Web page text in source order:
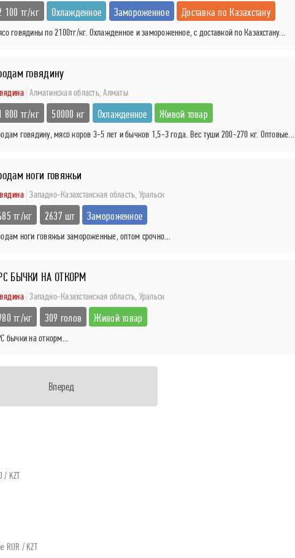
100 тг/кг Охлажденное Замороженное Доставка по Казахстану
говядины по 2100тг/кг. Охлажденное и замороженное, с доставкой по Казахстану...
говядину
Алматинская область,Алматы
800 тг/кг 50000 кг Охлажденное Живой товар
говядину, мясо коров 3-5 лет и бычков 1,5-3 года. Вес туши 200-270 кг. Оптовые...
ноги говяжьи
Западно-Казахстанская область, Уральск
тг/кг 2637 шт Замороженное
ноги говяжьи замороженные, оптом срочно...
БЫЧКИ НА ОТКОРМ
Западно-Казахстанская область, Уральск
тг/кг 309 голов Живой товар
бычки на откорм...
Вперед
/ KZT
RUR / KZT